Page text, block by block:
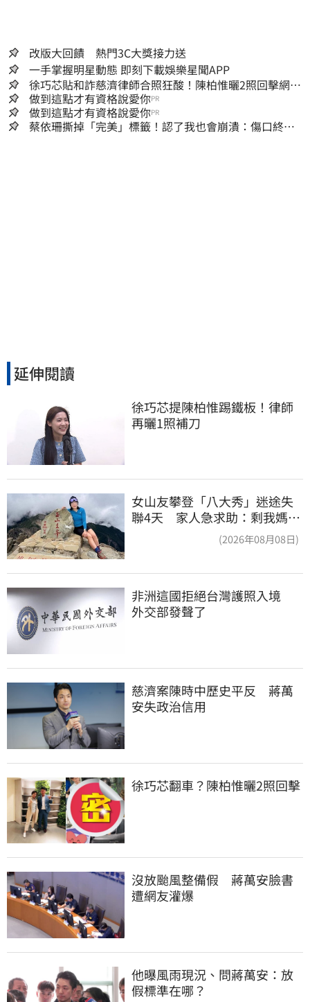
改版大回饋 熱門3C大獎接力送
一手掌握明星動態 即刻下載娛樂星聞APP
徐巧芯貼和詐慈濟律師合照狂酸！陳柏惟曬2照回擊網笑
翻
做到這點才有資格說愛你PR
做到這點才有資格說愛你PR
蔡依珊撕掉「完美」標籤！認了我也會崩潰：傷口終究
延伸閱讀
徐巧芯提陳柏惟踢鐵板！律師
再曬1照補刀
女山友攀登「八大秀」迷途失
聯4天 家人急求助：剩我媽還
(2026年08月08日)
非洲這國拒絕台灣護照入境
外交部發聲了
慈濟案陳時中歷史平反　蔣萬
安失政治信用
徐巧芯翻車？陳柏惟曬2照回擊
沒放颱風整備假　蔣萬安臉書
遭網友灌爆
他曝風雨現況、問蔣萬安：放
假標準在哪？